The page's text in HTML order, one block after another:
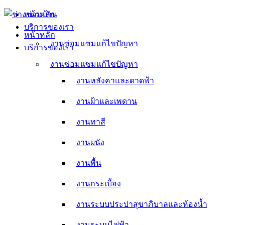
Skip
content
หน้าหลัก
บริการของเรา
งานซ่อมแซมแก้ไขปัญหา
งานหลังคาและดาดฟ้า
งานฝ้าและเพดาน
งานทาสี
งานผนัง
งานพื้น
งานกระเบื้อง
งานระบบประปาสุขาภิบาลและห้องน้ำ
หน้าหลัก
บริการของเรา
งานซ่อมแซมแก้ไขปัญหา
งานหลังคาและดาดฟ้า
งานฝ้าและเพดาน
งานทาสี
งานผนัง
งานพื้น
งานกระเบื้อง
งานระบบประปาสุขาภิบาลและห้องน้ำ
งานระบบไฟฟ้า